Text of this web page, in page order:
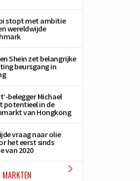
stopt met ambitie
wereldwijde
Shein zet belangrijke
beursgang in
belegger Michael
potentieel in de
van Hongkong
vraag naar olie
het eerst sinds
van 2020
MARKTEN 